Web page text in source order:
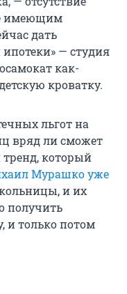
имеющим
дать
ипотеки» — студия
как-
кроватку.
льгот на
вряд ли сможет
который
Мурашко уже
и их
получить
и только потом